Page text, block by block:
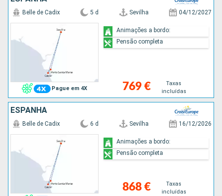
Pague em 4X
Belle de Cadix 5 d Sevilha 04/12/2027
769 €
Taxas
incluídas
Animações a bordo:
Pensão completa
ESPANHA
Belle de Cadix 6 d Sevilha 16/12/2026
868 €
Taxas
incluídas
Animações a bordo:
Pensão completa